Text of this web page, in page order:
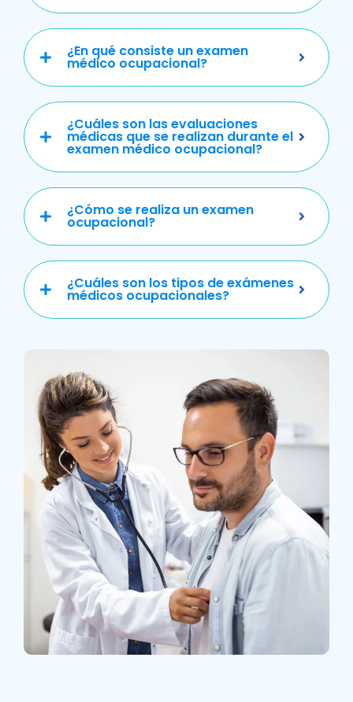
¿En qué consiste un examen
médico ocupacional?
¿Cuáles son las evaluaciones
médicas que se realizan durante el
examen médico ocupacional?
¿Cómo se realiza un examen
ocupacional?
¿Cuáles son los tipos de exámenes
médicos ocupacionales?